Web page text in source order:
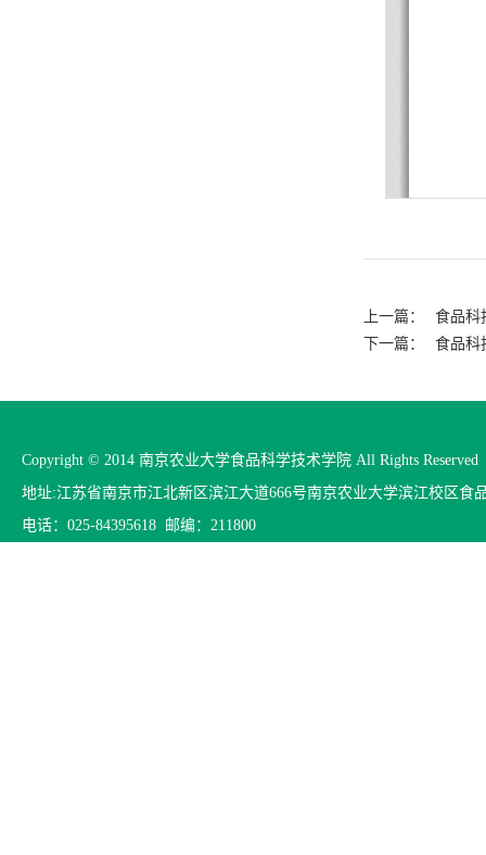
上一篇：
食品科
下一篇：
食品科
Copyright © 2014 南京农业大学食品科学技术学院 All Rights Reserved
地址:江苏省南京市江北新区滨江大道666号南京农业大学滨江校区食
电话：025-84395618 邮编：211800